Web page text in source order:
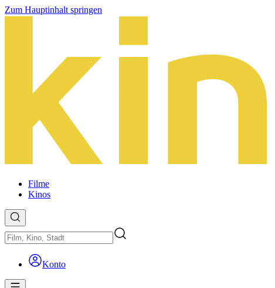
Zum Hauptinhalt springen
Filme
Kinos
Konto